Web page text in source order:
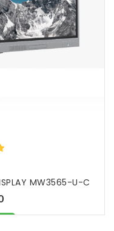
MW3565-U-C